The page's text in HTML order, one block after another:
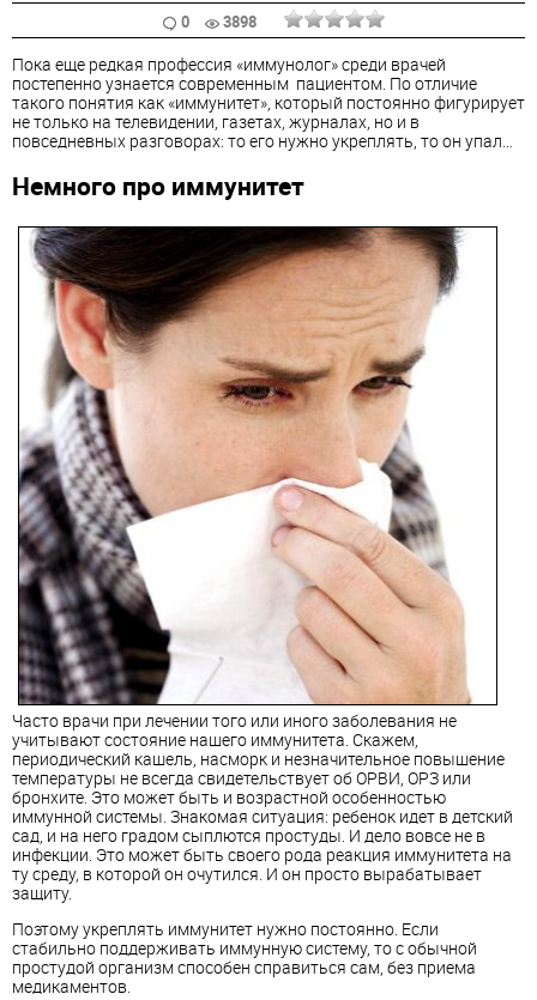
0
3898
Пока еще редкая профессия «иммунолог» среди врачей
постепенно узнается современным пациентом. По отличие
такого понятия как «иммунитет», который постоянно фигурирует
не только на телевидении, газетах, журналах, но и в
повседневных разговорах: то его нужно укреплять, то он упал…
Немного про иммунитет
Часто врачи при лечении того или иного заболевания не
учитывают состояние нашего иммунитета. Скажем,
периодический кашель, насморк и незначительное повышение
температуры не всегда свидетельствует об ОРВИ, ОРЗ или
бронхите. Это может быть и возрастной особенностью
иммунной системы. Знакомая ситуация: ребенок идет в детский
сад, и на него градом сыплются простуды. И дело вовсе не в
инфекции. Это может быть своего рода реакция иммунитета на
ту среду, в которой он очутился. И он просто вырабатывает
защиту.
Поэтому укреплять иммунитет нужно постоянно. Если
стабильно поддерживать иммунную систему, то с обычной
простудой организм способен справиться сам, без приема
медикаментов.